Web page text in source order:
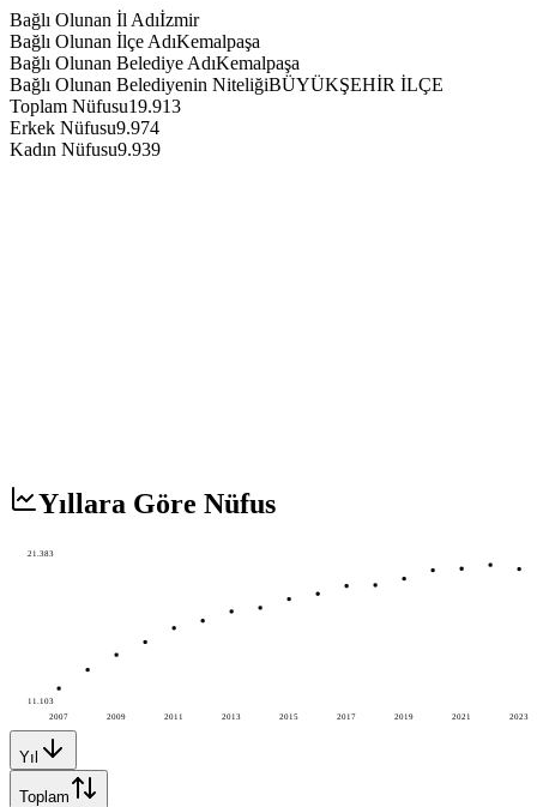
Bağlı Olunan İl Adıİzmir
Bağlı Olunan İlçe AdıKemalpaşa
Bağlı Olunan Belediye AdıKemalpaşa
Bağlı Olunan Belediyenin NiteliğiBÜYÜKŞEHİR İLÇE
Toplam Nüfusu19.913
Erkek Nüfusu9.974
Kadın Nüfusu9.939
Yıllara Göre Nüfus
2007 2009 2011 2013 2015 2017 2019 2021 2023
21.383
11.103
Yıl
Toplam